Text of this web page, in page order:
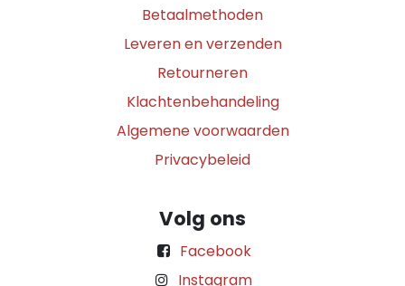
Betaalmethoden
Leveren en verzenden
Retourneren
Klachtenbehandeling
Algemene voorwaarden
Privacybeleid
Volg ons
Facebook
Instagram